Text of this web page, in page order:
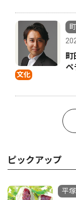
文化
ペ
ピックアップ
平